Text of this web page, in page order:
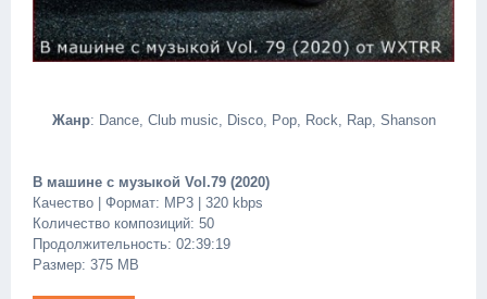
Жанр: Dance, Club music, Disco, Pop, Rock, Rap, Shanson
В машине с музыкой Vol.79 (2020)
Качество | Формат: MP3 | 320 kbps
Количество композиций: 50
Продолжительность: 02:39:19
Размер: 375 MB